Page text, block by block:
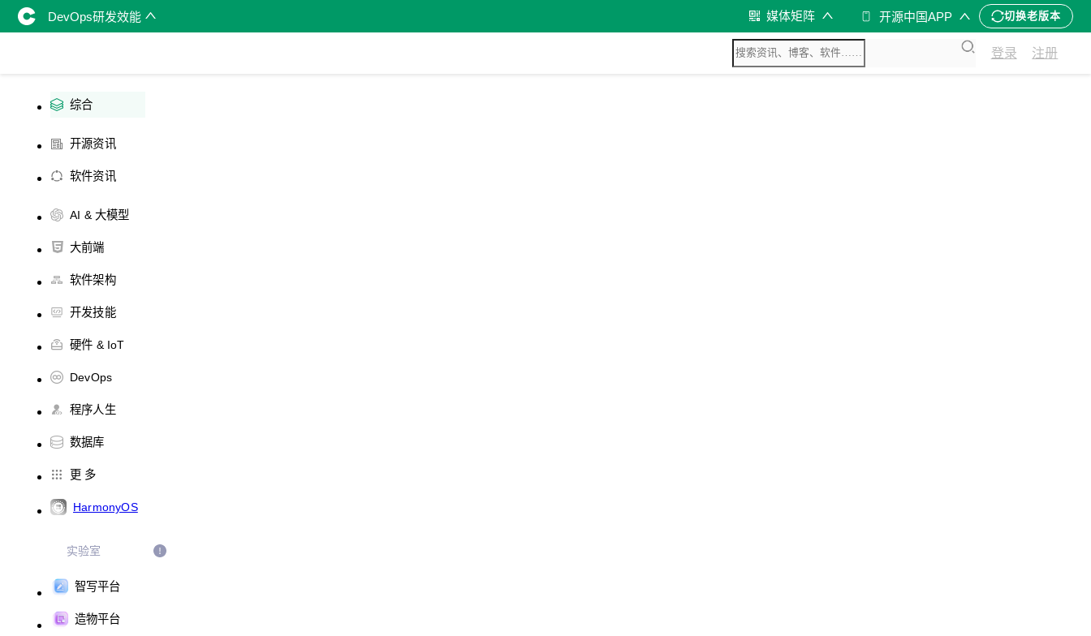
DevOps研发效能 媒体矩阵 开源中国APP 切换老版本
登录 注册
综合
开源资讯
软件资讯
AI & 大模型
大前端
软件架构
开发技能
硬件 & IoT
DevOps
程序人生
数据库
更 多
HarmonyOS
实验室
智写平台
造物平台